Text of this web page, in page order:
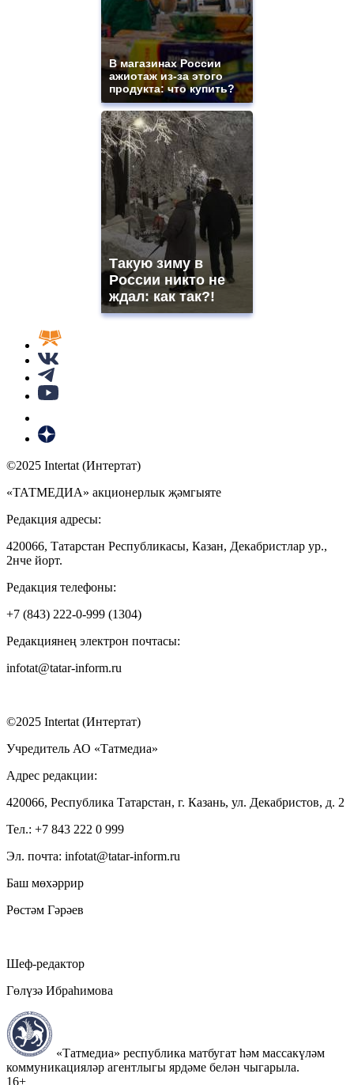
В магазинах России
ажиотаж из-за этого
продукта: что купить?
Такую зиму в
России никто не
ждал: как так?!
©2025 Intertat (Интертат)
«ТАТМЕДИА» акционерлык җәмгыяте
Редакция адресы:
420066, Татарстан Республикасы, Казан, Декабристлар ур.,
2нче йорт.
Редакция телефоны:
+7 (843) 222-0-999 (1304)
Редакциянең электрон почтасы:
infotat@tatar-inform.ru
©2025 Intertat (Интертат)
Учредитель АО «Татмедиа»
Адрес редакции:
420066, Республика Татарстан, г. Казань, ул. Декабристов, д. 2
Тел.: +7 843 222 0 999
Эл. почта: infotat@tatar-inform.ru
Баш мөхәррир
Рөстәм Гәрәев
Шеф-редактор
Гөлүзә Ибраһимова
«Татмедиа» республика матбугат һәм массакүләм
коммуникацияләр агентлыгы ярдәме белән чыгарыла.
16+